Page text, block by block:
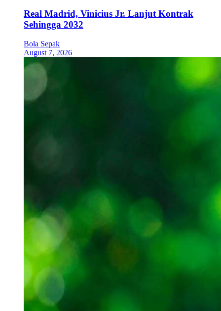
Real Madrid, Vinicius Jr. Lanjut Kontrak
Sehingga 2032
Bola Sepak
August 7, 2026